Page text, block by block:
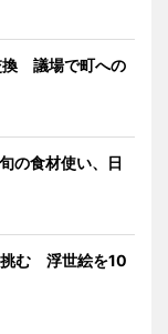
換 議場で町への
の食材使い、日
挑む 浮世絵を10